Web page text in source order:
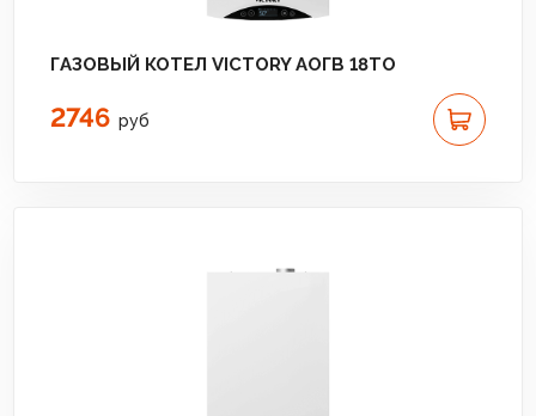
ГАЗОВЫЙ КОТЕЛ VICTORY АОГВ 18TО
2746 руб